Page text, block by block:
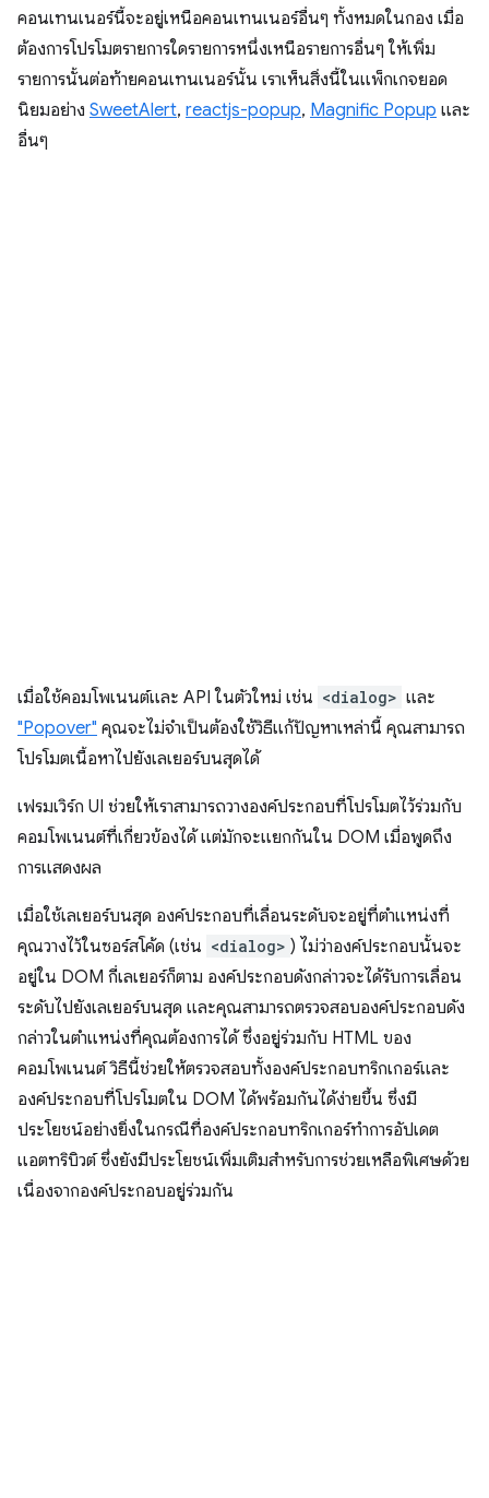
คอนเทนเนอร์นี้จะอยู่เหนือคอนเทนเนอร์อื่นๆ ทั้งหมดในกอง เมื่อ
ต้องการโปรโมตรายการใดรายการหนึ่งเหนือรายการอื่นๆ ให้เพิ่ม
รายการนั้นต่อท้ายคอนเทนเนอร์นั้น เราเห็นสิ่งนี้ในแพ็กเกจยอด
นิยมอย่าง SweetAlert, reactjs-popup, Magnific Popup และ
อื่นๆ
เมื่อใช้คอมโพเนนต์และ API ในตัวใหม่ เช่น <dialog> และ
"Popover" คุณจะไม่จําเป็นต้องใช้วิธีแก้ปัญหาเหล่านี้ คุณสามารถ
โปรโมตเนื้อหาไปยังเลเยอร์บนสุดได้
เฟรมเวิร์ก UI ช่วยให้เราสามารถวางองค์ประกอบที่โปรโมตไว้ร่วมกับ
คอมโพเนนต์ที่เกี่ยวข้องได้ แต่มักจะแยกกันใน DOM เมื่อพูดถึง
การแสดงผล
เมื่อใช้เลเยอร์บนสุด องค์ประกอบที่เลื่อนระดับจะอยู่ที่ตำแหน่งที่
คุณวางไว้ในซอร์สโค้ด (เช่น <dialog> ) ไม่ว่าองค์ประกอบนั้นจะ
อยู่ใน DOM กี่เลเยอร์ก็ตาม องค์ประกอบดังกล่าวจะได้รับการเลื่อน
ระดับไปยังเลเยอร์บนสุด และคุณสามารถตรวจสอบองค์ประกอบดัง
กล่าวในตำแหน่งที่คุณต้องการได้ ซึ่งอยู่ร่วมกับ HTML ของ
คอมโพเนนต์ วิธีนี้ช่วยให้ตรวจสอบทั้งองค์ประกอบทริกเกอร์และ
องค์ประกอบที่โปรโมตใน DOM ได้พร้อมกันได้ง่ายขึ้น ซึ่งมี
ประโยชน์อย่างยิ่งในกรณีที่องค์ประกอบทริกเกอร์ทําการอัปเดต
แอตทริบิวต์ ซึ่งยังมีประโยชน์เพิ่มเติมสำหรับการช่วยเหลือพิเศษด้วย
เนื่องจากองค์ประกอบอยู่ร่วมกัน